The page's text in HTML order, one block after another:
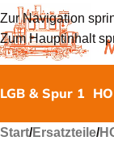
Zur Navigation
Zum Hauptinhalt
LGB & Spur 1 HO
Start/Ersatzteile/